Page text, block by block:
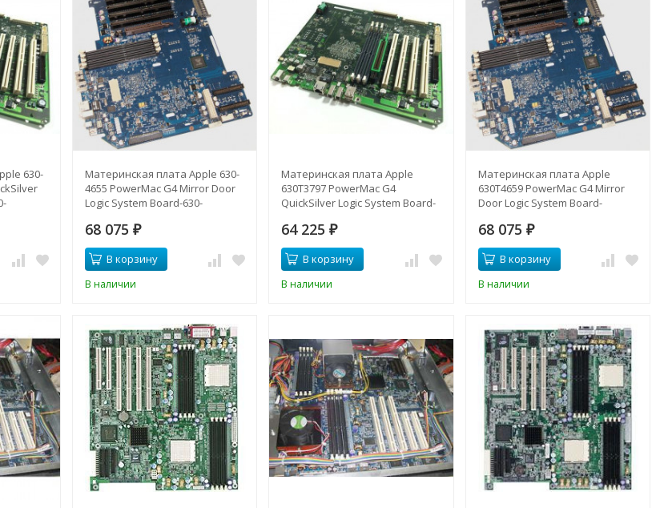
630-
Материнская плата Apple 630-
4655 PowerMac G4 Mirror Door
Logic System Board-630-
68 075 ₽
В корзину
В наличии
Материнская плата Apple
630T3797 PowerMac G4
QuickSilver Logic System Board-
64 225₽
В корзину
В наличии
Материнская плата Apple
630T4659 PowerMac G4 Mirror
Door Logic System Board-
68 075 ₽
В корзину
В наличии